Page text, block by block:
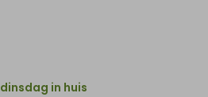
dinsdag in huis